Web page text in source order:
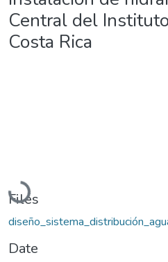
Central del
Costa Rica
Loading...
Files
Date